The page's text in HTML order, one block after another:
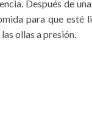
Después de
para que esté
ollas a presión.